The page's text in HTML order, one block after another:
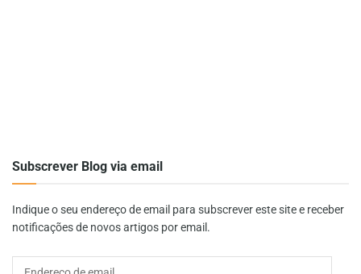
Subscrever Blog via email
Indique o seu endereço de email para subscrever este site e receber
notificações de novos artigos por email.